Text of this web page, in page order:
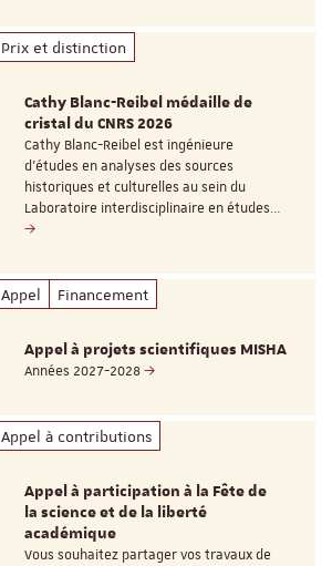
Prix et distinction
Cathy Blanc-Reibel médaille de
cristal du CNRS 2026
Cathy Blanc-Reibel est ingénieure
d’études en analyses des sources
historiques et culturelles au sein du
Laboratoire interdisciplinaire en études…
Appel Financement
Appel à projets scientifiques MISHA
Années 2027-2028
Appel à contributions
Appel à participation à la Fête de
la science et de la liberté
académique
Vous souhaitez partager vos travaux de